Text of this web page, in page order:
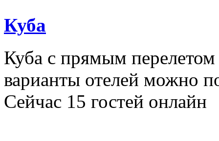
Куба
Куба с прямым
варианты отелей можно
Сейчас 15 гостей онлайн